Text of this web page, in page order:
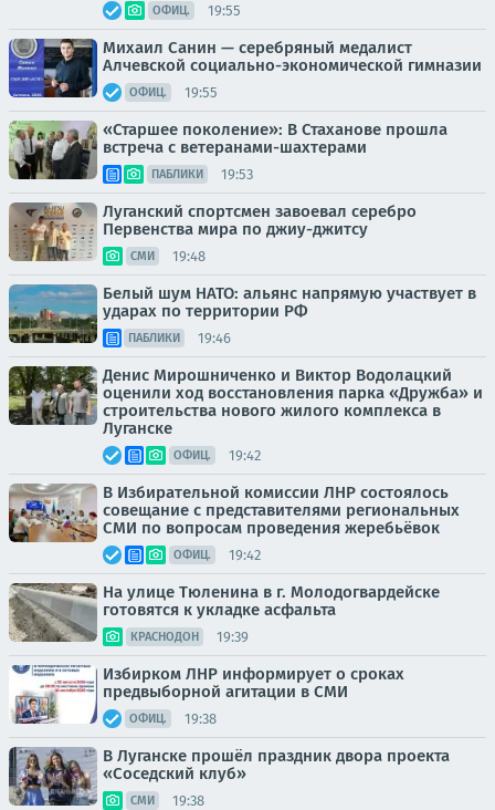
ОФИЦ. 19:55
Михаил Санин — серебряный медалист
Алчевской социально-экономической гимназии
ОФИЦ. 19:55
«Старшее поколение»: В Стаханове прошла
встреча с ветеранами-шахтерами
ПАБЛИКИ 19:53
Луганский спортсмен завоевал серебро
Первенства мира по джиу-джитсу
СМИ 19:48
Белый шум НАТО: альянс напрямую участвует в
ударах по территории РФ
ПАБЛИКИ 19:46
Денис Мирошниченко и Виктор Водолацкий
оценили ход восстановления парка «Дружба» и
строительства нового жилого комплекса в
Луганске
ОФИЦ. 19:42
В Избирательной комиссии ЛНР состоялось
совещание с представителями региональных
СМИ по вопросам проведения жеребьёвок
ОФИЦ. 19:42
На улице Тюленина в г. Молодогвардейске
готовятся к укладке асфальта
КРАСНОДОН 19:39
Избирком ЛНР информирует о сроках
предвыборной агитации в СМИ
ОФИЦ. 19:38
В Луганске прошёл праздник двора проекта
«Соседский клуб»
СМИ 19:38